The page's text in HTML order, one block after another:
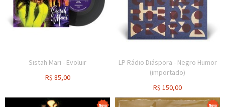
Sistah Mari - Evoluir
R$ 85,00
LP Rádio Diáspora - Negro Humor
(importado)
R$ 150,00